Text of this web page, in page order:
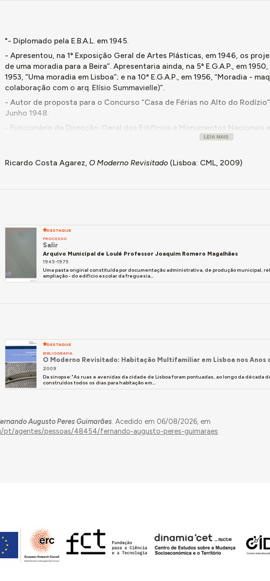
"- Diplomado pela E.B.A.L. em 1945.
- Apresentou, na 1ª Exposição Geral de Artes Plásticas, em 1946, os
de uma moradia para a Beira”. Apresentaria ainda, na 5ª E.G.A.P., em
1953, “Uma moradia em Lisboa”; e na 10ª E.G.A.P., em 1956, “Moradia -
colaboração com o arq. Elísio Summavielle)”.
- Autor de proposta para o Concurso “Casa de Férias no Alto do
Junho 1948.
- Funcionário da Direcção-Geral dos Edifícios e Monumentos Nacionais
Direcção Regional Sul, Direcção de Monumentos de Lisboa, Chefe de
- Participou no III Congresso da União Internacional dos Arquitectos,
(que considera um “acidente de percurso”), e para o Palácio dos
- Membro do Conselho Superior de Obras Públicas entre 1976 e a data
in Ricardo Costa Agarez,
LEIA MAIS
Ricardo Costa Agarez, O Moderno Revisitado(Lisboa: CML, 2009)
DESTAQUE
PROCESSO
Salir
Arquivo Municipal de Loulé Professor Joaquim Romero Magalhães
1945-1975
Uma pasta original constituída por documentação administrativa, de produção municipal,
ampliação - do edifício escolar da freguesia...
DESTAQUE
BIBLIOGRAFIA
O Moderno Revisitado: Habitação Multifamiliar em Lisboa nos Anos
2009
Da sinopse:"As ruas e avenidas da cidade de Lisboa foram pontuadas, ao longo da
construídos todos os dias para habitação em...
Augusto Peres Guimarães. Acedido em 06/08/2026, em
agentes/pessoas/48454/fernando-augusto-peres-guimaraes